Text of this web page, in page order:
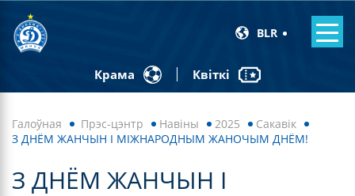
BLR
Крама Квіткі
Галоўная Прэс-цэнтр Навiны 2025
Сакавік
З ДНЁМ ЖАНЧЫН І МІЖНАРОДНЫМ ЖАНОЧЫМ ДНЁМ!
З ДНЁМ ЖАНЧЫН І